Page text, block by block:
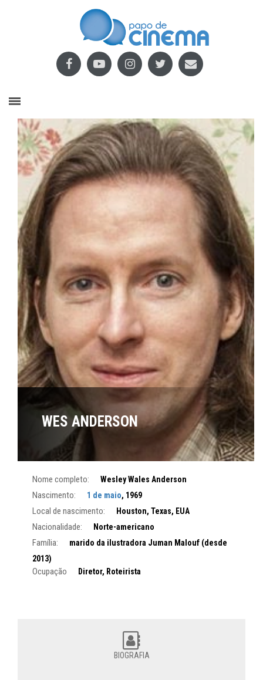
WES ANDERSON
Nome completo: Wesley Wales Anderson
Nascimento: 1 de maio, 1969
Local de nascimento: Houston, Texas, EUA
Nacionalidade: Norte-americano
Família:
marido da ilustradora Juman Malouf (desde
2013)
Ocupação Diretor, Roteirista
BIOGRAFIA